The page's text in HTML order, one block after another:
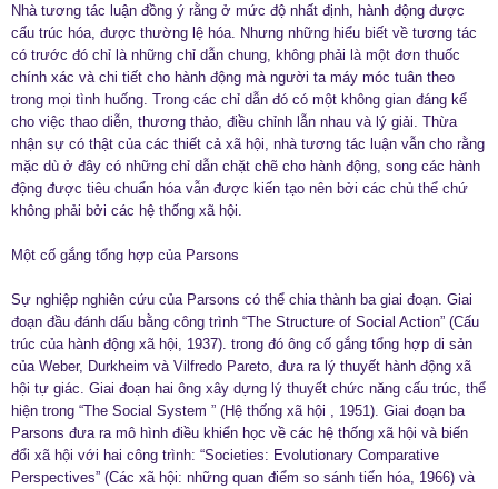
Nhà tương tác luận đồng ý rằng ở mức độ nhất định, hành động được
cấu trúc hóa, được thường lệ hóa. Nhưng những hiểu biết về tương tác
có trước đó chỉ là những chỉ dẫn chung, không phải là một đơn thuốc
chính xác và chi tiết cho hành động mà người ta máy móc tuân theo
trong mọi tình huống. Trong các chỉ dẫn đó có một không gian đáng kể
cho việc thao diễn, thương thảo, điều chỉnh lẫn nhau và lý giải. Thừa
nhận sự có thật của các thiết cả xã hội, nhà tương tác luận vẫn cho rằng
mặc dù ở đây có những chỉ dẫn chặt chẽ cho hành động, song các hành
động được tiêu chuẩn hóa vẫn được kiến tạo nên bởi các chủ thể chứ
không phải bởi các hệ thống xã hội.
Một cố gắng tổng hợp của Parsons
Sự nghiệp nghiên cứu của Parsons có thể chia thành ba giai đoạn. Giai
đoạn đầu đánh dấu bằng công trình “The Structure of Social Action” (Cấu
trúc của hành động xã hội, 1937). trong đó ông cố gắng tổng hợp di sản
của Weber, Durkheim và Vilfredo Pareto, đưa ra lý thuyết hành động xã
hội tự giác. Giai đoạn hai ông xây dựng lý thuyết chức năng cấu trúc, thể
hiện trong “The Social System ” (Hệ thống xã hội , 1951). Giai đoạn ba
Parsons đưa ra mô hình điều khiển học về các hệ thống xã hội và biến
đổi xã hội với hai công trình: “Societies: Evolutionary Comparative
Perspectives” (Các xã hội: những quan điểm so sánh tiến hóa, 1966) và